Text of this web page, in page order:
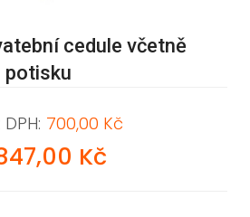
cedule včetně
potisku
700,00 Kč
Kč